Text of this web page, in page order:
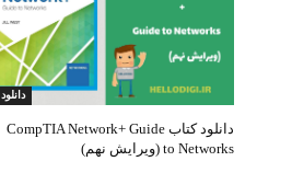
دانلود
دانلود کتاب CompTIA Network+ Guide
to Networks (ویرایش نهم)